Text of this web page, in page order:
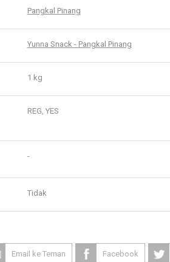
Pangkal Pinang
Yunna Snack - Pangkal Pinang
1 kg
REG, YES
-
Tidak
Email ke Teman Facebook